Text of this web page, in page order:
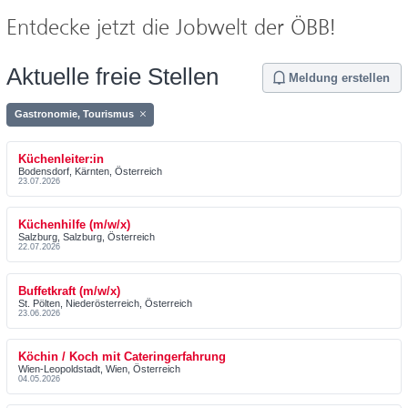
Personenverkehr AG
BCC GmbH
Operative Services GmbH & Co KG
Produktion GmbH
iMobility GmbH
Technische Services GmbH
Entdecke jetzt die Jobwelt der ÖBB!
Aktuelle freie Stellen
Meldung erstellen
Gastronomie, Tourismus
Küchenleiter:in
Bodensdorf, Kärnten, Österreich
23.07.2026
Küchenhilfe (m/w/x)
Salzburg, Salzburg, Österreich
22.07.2026
Buffetkraft (m/w/x)
St. Pölten, Niederösterreich, Österreich
23.06.2026
Köchin / Koch mit Cateringerfahrung
Wien-Leopoldstadt, Wien, Österreich
04.05.2026